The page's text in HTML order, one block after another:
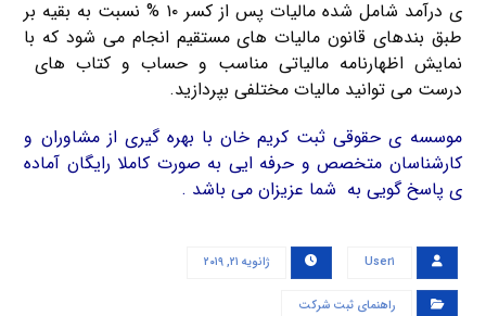
ی درآمد شامل شده مالیات پس از کسر ۱۰ % نسبت به بقیه بر
طبق بندهای قانون مالیات های مستقیم انجام می شود که با
نمایش اظهارنامه مالیاتی مناسب و حساب و کتاب های
درست می توانید مالیات مختلفی بپردازید.
موسسه ی حقوقی ثبت کریم خان با بهره گیری از مشاوران و
کارشناسان متخصص و حرفه ایی به صورت کاملا رایگان آماده
ی پاسخ گویی به شما عزیزان می باشد .
User۱ ژانویه ۲۱, ۲۰۱۹
راهنمای ثبت شرکت